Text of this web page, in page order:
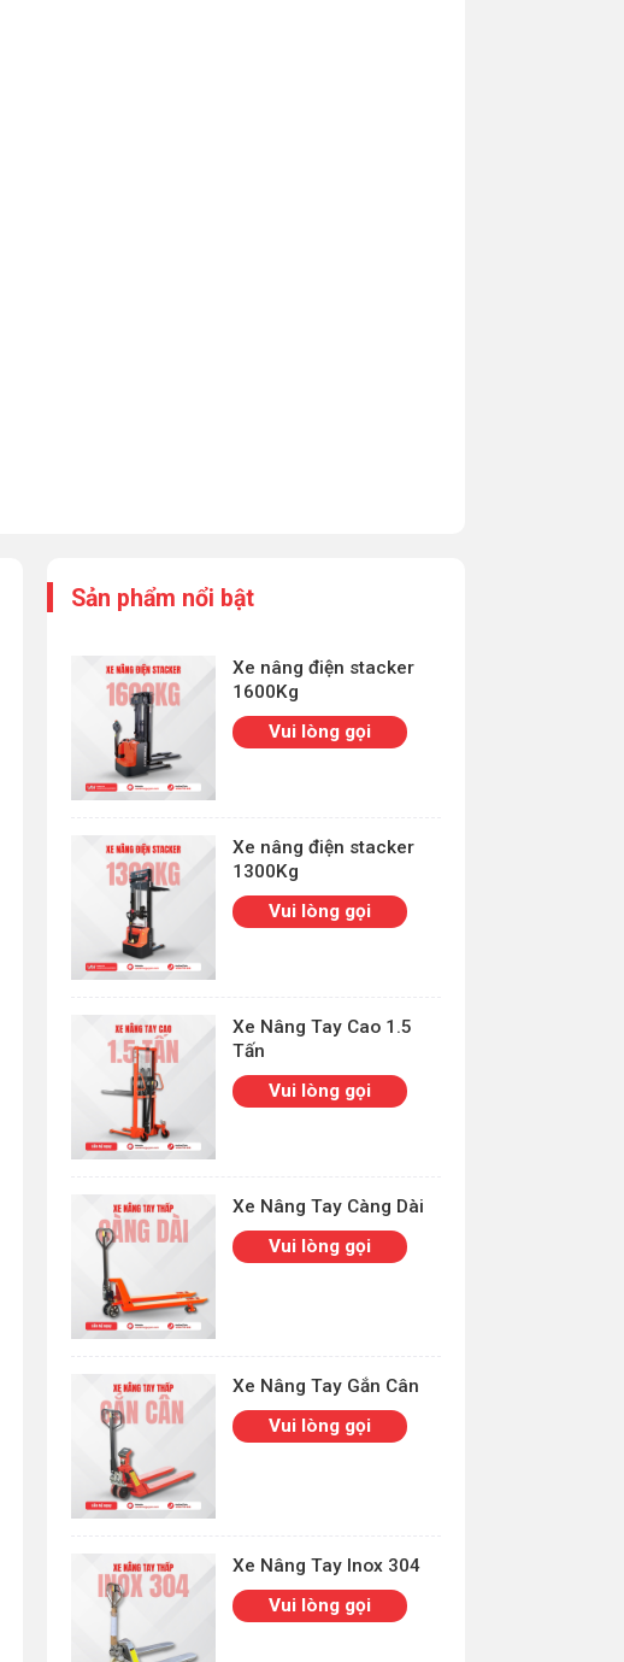
Sản phẩm nổi bật
Xe nâng điện stacker
1600Kg
Vui lòng gọi
Xe nâng điện stacker
1300Kg
Vui lòng gọi
Xe Nâng Tay Cao 1.5
Tấn
Vui lòng gọi
Xe Nâng Tay Càng Dài
Vui lòng gọi
Xe Nâng Tay Gắn Cân
Vui lòng gọi
Xe Nâng Tay Inox 304
Vui lòng gọi